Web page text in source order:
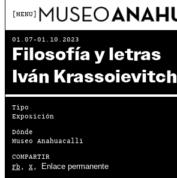
MENU
01.07-01.10.2023
Filosofía y letras
Iván Krassoievitch
Tipo
Exposición
Dónde
Museo Anahuacalli
COMPARTIR
Fb , X, Enlace permanente